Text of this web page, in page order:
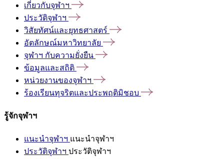
เกี่ยวกับจุฬาฯ
ประวัติจุฬาฯ
วิสัยทัศน์และยุทธศาสตร์
อัตลักษณ์มหาวิทยาลัย
จุฬาฯ กับความยั่งยืน
ข้อมูลและสถิติ
หน่วยงานของจุฬาฯ
ร้องเรียนทุจริตและประพฤติมิชอบ
รู้จักจุฬาฯ
แนะนำจุฬาฯ แนะนำจุฬาฯ
ประวัติจุฬาฯ ประวัติจุฬาฯ